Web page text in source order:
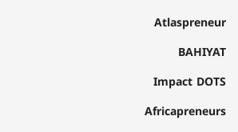
Atlaspreneur
BAHIYAT
Impact DOTS
Africapreneurs